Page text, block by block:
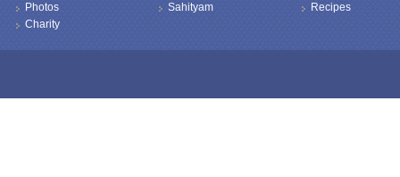
Photos
Charity
Sahityam
Recipes